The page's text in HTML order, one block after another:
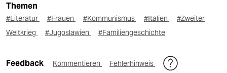
Themen
#Literatur #Frauen #Kommunismus #Italien
#Zweiter
Weltkrieg
#Jugoslawien #Familiengeschichte
Feedback Kommentieren Fehlerhinweis